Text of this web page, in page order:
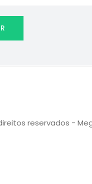
reservados -